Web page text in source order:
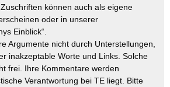
können auch als eigene
oder in unserer
Einblick“.
Argumente nicht durch Unterstellungen,
inakzeptable Worte und Links. Solche
frei. Ihre Kommentare werden
Verantwortung bei TE liegt. Bitte